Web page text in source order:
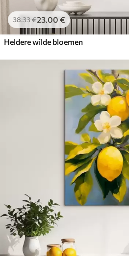
38.33€23.00 €
Heldere wilde bloemen